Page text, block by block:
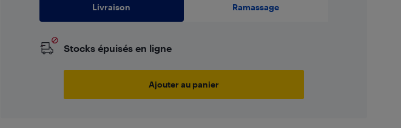
Livraison Ramassage
Stocks épuisés en ligne
Ajouter au panier